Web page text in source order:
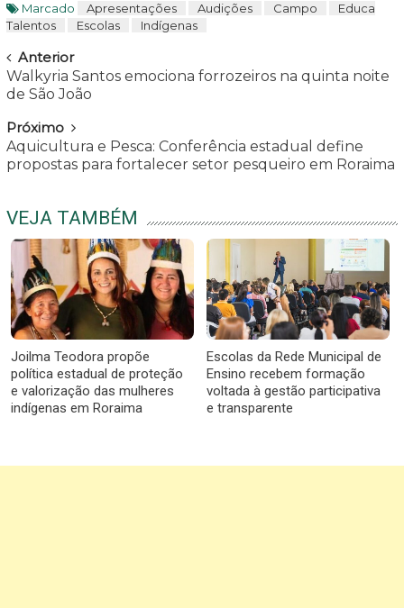
Marcado Apresentações Audições Campo
Educa
Talentos
Escolas Indígenas
Navegar
Anterior
Walkyria Santos emociona forrozeiros na quinta noite
de São João
Próximo
Aquicultura e Pesca: Conferência estadual define
propostas para fortalecer setor pesqueiro em Roraima
VEJA TAMBÉM
Joilma Teodora propõe
política estadual de proteção
e valorização das mulheres
indígenas em Roraima
Escolas da Rede Municipal de
Ensino recebem formação
voltada à gestão participativa
e transparente